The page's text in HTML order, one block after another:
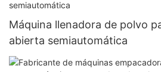
Máquina llenadora de polvo
abierta semiautomática